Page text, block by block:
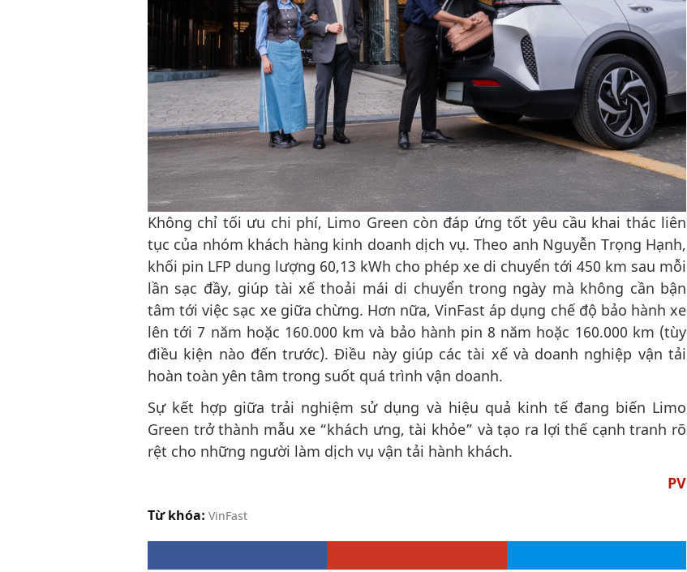
Không chỉ tối ưu chi phí, Limo Green còn đáp ứng tốt yêu cầu khai thác liên
tục của nhóm khách hàng kinh doanh dịch vụ. Theo anh Nguyễn Trọng Hạnh,
khối pin LFP dung lượng 60,13 kWh cho phép xe di chuyển tới 450 km sau mỗi
lần sạc đầy, giúp tài xế thoải mái di chuyển trong ngày mà không cần bận
tâm tới việc sạc xe giữa chừng. Hơn nữa, VinFast áp dụng chế độ bảo hành xe
lên tới 7 năm hoặc 160.000 km và bảo hành pin 8 năm hoặc 160.000 km (tùy
điều kiện nào đến trước). Điều này giúp các tài xế và doanh nghiệp vận tải
hoàn toàn yên tâm trong suốt quá trình vận doanh.
Sự kết hợp giữa trải nghiệm sử dụng và hiệu quả kinh tế đang biến Limo
Green trở thành mẫu xe “khách ưng, tài khỏe” và tạo ra lợi thế cạnh tranh rõ
rệt cho những người làm dịch vụ vận tải hành khách.
PV
Từ khóa: VinFast